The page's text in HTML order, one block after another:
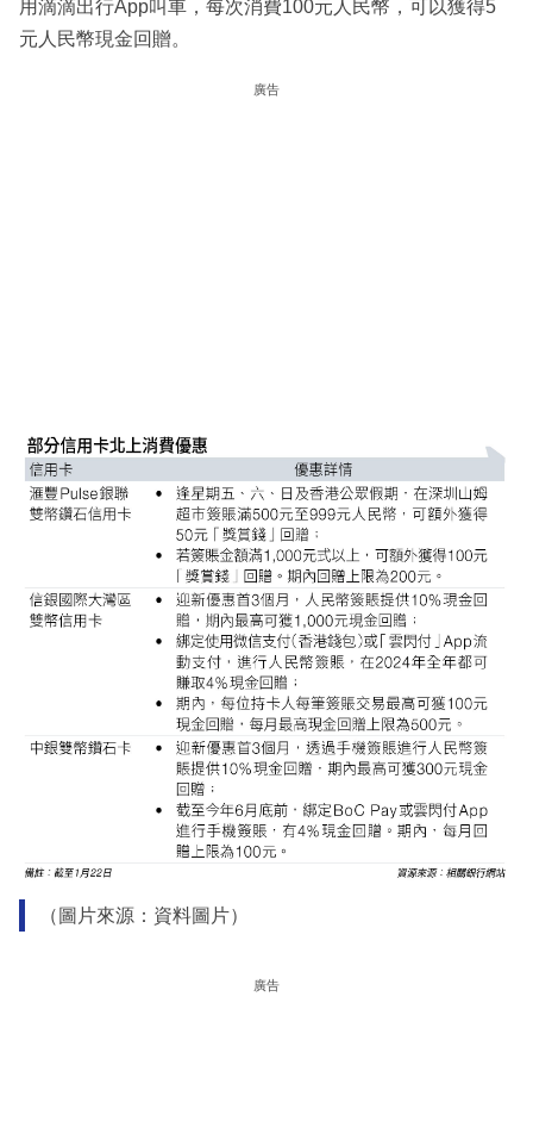
用滴滴出行App叫車，每次消費100元人民幣，可以獲得5
元人民幣現金回贈。
廣告
（圖片來源：資料圖片）
廣告